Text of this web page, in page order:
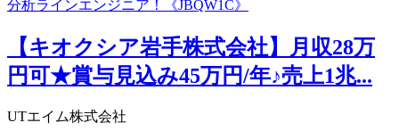
【キオクシア岩手株式会社】月収28万
円可★賞与見込み45万円/年♪売上1兆...
UTエイム株式会社